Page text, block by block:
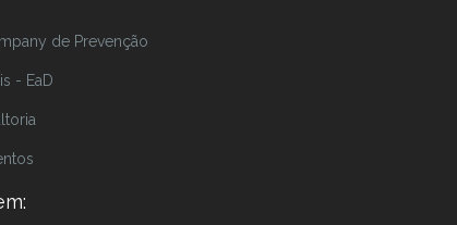
de Prevenção
- EaD